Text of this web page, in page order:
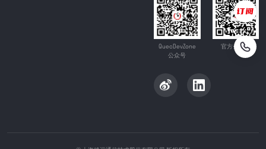
QuecDevZone
公众号
官方公众号